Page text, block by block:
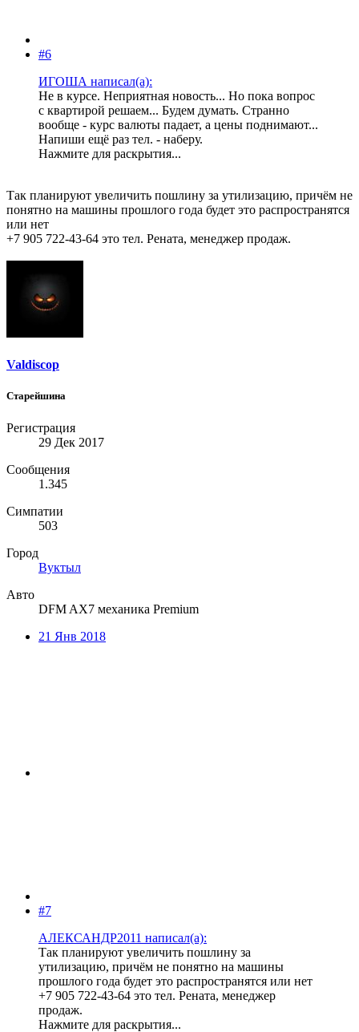
#6
ИГОША написал(а):
Не в курсе. Неприятная новость... Но пока вопрос
с квартирой решаем... Будем думать. Странно
вообще - курс валюты падает, а цены поднимают...
Напиши ещё раз тел. - наберу.
Нажмите для раскрытия...
Так планируют увеличить пошлину за утилизацию, причём не
понятно на машины прошлого года будет это распространятся
или нет
+7 905 722-43-64 это тел. Рената, менеджер продаж.
Valdiscop
Старейшина
Регистрация
29 Дек 2017
Сообщения
1.345
Симпатии
503
Город
Вуктыл
Авто
DFM AX7 механика Premium
21 Янв 2018
#7
АЛЕКСАНДР2011 написал(а):
Так планируют увеличить пошлину за
утилизацию, причём не понятно на машины
прошлого года будет это распространятся или нет
+7 905 722-43-64 это тел. Рената, менеджер
продаж.
Нажмите для раскрытия...